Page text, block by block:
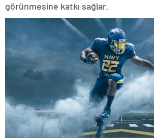
görünmesine katkı sağlar.